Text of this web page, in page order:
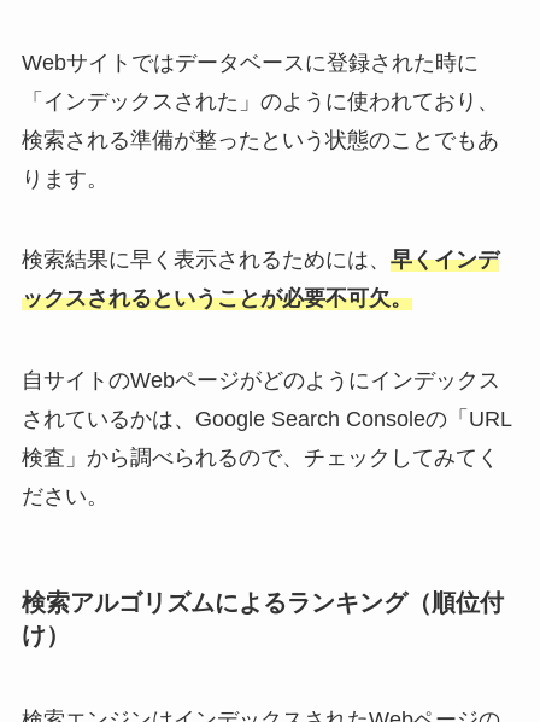
Webサイトではデータベースに登録された時に
「インデックスされた」のように使われており、
検索される準備が整ったという状態のことでもあ
ります。
検索結果に早く表示されるためには、 早くインデ
ックスされるということが必要不可欠。
自サイトのWebページがどのようにインデックス
されているかは、Google Search Consoleの「URL
検査」から調べられるので、チェックしてみてく
ださい。
検索アルゴリズムによるランキング（順位付
け）